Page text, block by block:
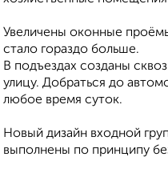
Увеличены оконные
стало гораздо больше.
В подъездах созданы
улицу. Добраться до
любое время суток.
Новый дизайн входной
выполнены по принципу